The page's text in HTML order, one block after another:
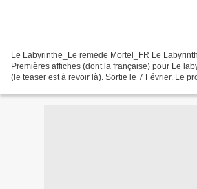
Le Labyrinthe_Le remede Mortel_FR Le
Premières affiches (dont la française) pour Le
(le teaser est à revoir là). Sortie le 7 Février. Le